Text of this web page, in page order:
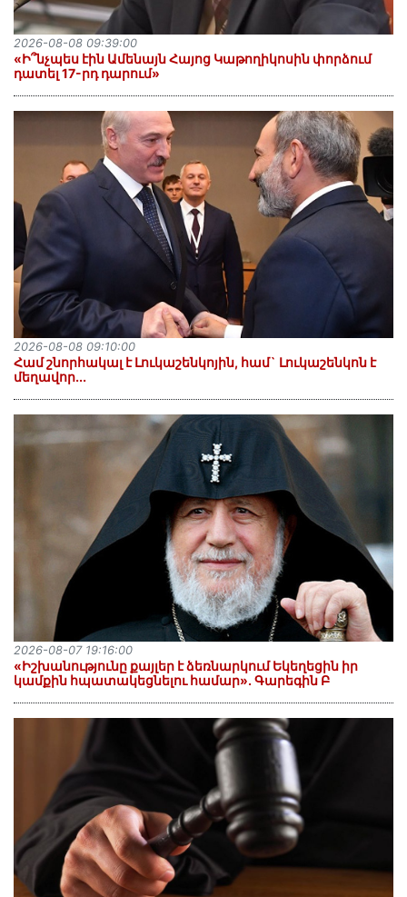
«Ի՞նչպես էին Ամենայն Հայոց Կաթողիկոսին փորձում
դատել 17-րդ դարում»
2026-08-08 09:39:00
Համ շնորհակալ է Լուկաշենկոյին, համ` Լուկաշենկոն է
մեղավոր․․․
2026-08-08 09:10:00
«Իշխանությունը քայլեր է ձեռնարկում Եկեղեցին իր
կամքին հպատակեցնելու համար»․ Գարեգին Բ
2026-08-07 19:16:00